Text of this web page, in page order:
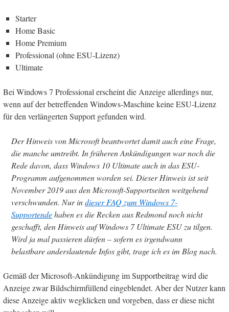
Starter
Home Basic
Home Premium
Professional (ohne ESU-Lizenz)
Ultimate
Bei Windows 7 Professional erscheint die Anzeige allerdings nur,
wenn auf der betreffenden Windows-Maschine keine ESU-Lizenz
für den verlängerten Support gefunden wird.
Der Hinweis von Microsoft beantwortet damit auch eine Frage,
die manche umtreibt. In früheren Ankündigungen war noch die
Rede davon, dass Windows 10 Ultimate auch in das ESU-
Programm aufgenommen worden sei. Dieser Hinweis ist seit
November 2019 aus den Microsoft-Supportseiten weitgehend
verschwunden. Nur indieser FAQ zum Windows 7-
Supportendehaben es die Recken aus Redmond noch nicht
geschafft, den Hinweis auf Windows 7 Ultimate ESU zu tilgen.
Wird ja mal passieren dürfen – sofern es irgendwann
belastbare anderslautende Infos gibt, trage ich es im Blog nach.
Gemäß der Microsoft-Ankündigung im Supportbeitrag wird die
Anzeige zwar Bildschirmfüllend eingeblendet. Aber der Nutzer kann
diese Anzeige aktiv wegklicken und vorgeben, dass er diese nicht